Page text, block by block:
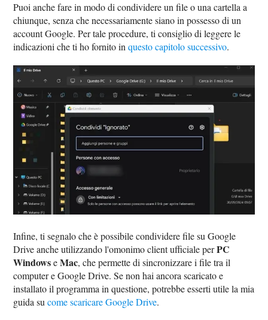
Puoi anche fare in modo di condividere un file o una cartella a
chiunque, senza che necessariamente siano in possesso di un
account Google. Per tale procedure, ti consiglio di leggere le
indicazioni che ti ho fornito inquesto capitolo successivo.
Infine, ti segnalo che è possibile condividere file su Google
Drive anche utilizzando l'omonimo client ufficiale perPC
WindowseMac, che permette di sincronizzare i file tra il
computer e Google Drive. Se non hai ancora scaricato e
installato il programma in questione, potrebbe esserti utile la mia
guida sucome scaricare Google Drive.